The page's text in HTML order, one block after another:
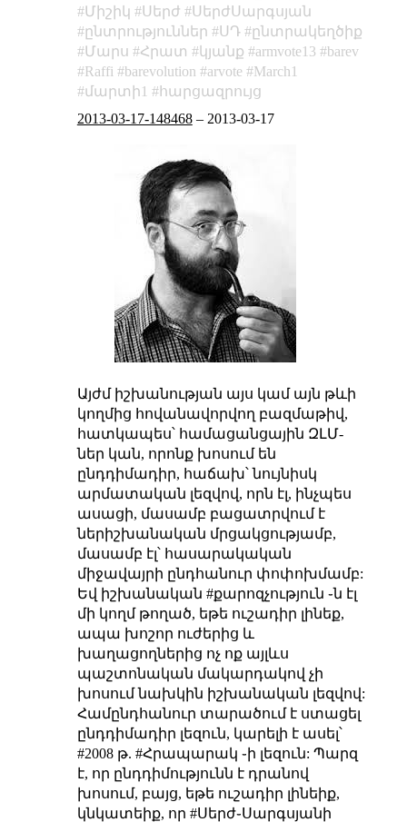
Միշիկ
Սերժ
ՍերժՍարգսյան
ընտրություններ
ՍԴ
ընտրակեղծիք
Մարս
Հրատ կյանք armvote13
barev
Raffi
barevolution arvote
March1
մարտի1
հարցազրույց
2013-03-17-148468– 2013-03-17
Այժմ իշխանության այս կամ այն թևի
կողմից հովանավորվող բազմաթիվ,
հատկապես՝ համացանցային ԶԼՄ-
ներ կան, որոնք խոսում են
ընդդիմադիր, հաճախ՝ նույնիսկ
արմատական լեզվով, որն էլ, ինչպես
ասացի, մասամբ բացատրվում է
ներիշխանական մրցակցությամբ,
մասամբ էլ՝ հասարակական
միջավայրի ընդհանուր փոփոխմամբ:
Եվ իշխանական #քարոզչություն ֊ն էլ
մի կողմ թողած, եթե ուշադիր լինեք,
ապա խոշոր ուժերից և
խաղացողներից ոչ ոք այլևս
պաշտոնական մակարդակով չի
խոսում նախկին իշխանական լեզվով:
Համընդհանուր տարածում է ստացել
ընդդիմադիր լեզուն, կարելի է ասել՝
#2008 թ. #Հրապարակ ֊ի լեզուն: Պարզ
է, որ ընդդիմությունն է դրանով
խոսում, բայց, եթե ուշադիր լինեիք,
կնկատեիք, որ #Սերժ֊Սարգսյանի